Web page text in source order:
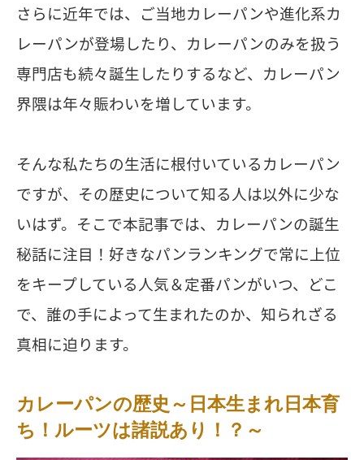
さらに近年では、ご当地カレーパンや進化系カ
レーパンが登場したり、カレーパンのみを扱う
専門店も続々誕生したりするなど、カレーパン
界隈は年々賑わいを増しています。
そんな私たちの生活に根付いているカレーパン
ですが、その歴史について知る人は以外に少な
いはず。そこで本記事では、カレーパンの誕生
秘話に注目！好きなパンランキングで常に上位
をキープしている人気＆定番パンがいつ、どこ
で、誰の手によって生まれたのか、知られざる
真相に迫ります。
カレーパンの歴史～日本生まれ日本育
ち！ルーツは諸説あり！？～